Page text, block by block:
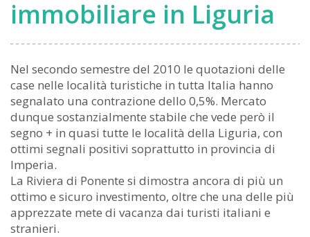
immobiliare in Liguria
Nel secondo semestre del 2010 le quotazioni delle
case nelle località turistiche in tutta Italia hanno
segnalato una contrazione dello 0,5%. Mercato
dunque sostanzialmente stabile che vede però il
segno + in quasi tutte le località della Liguria, con
ottimi segnali positivi soprattutto in provincia di
Imperia.
La Riviera di Ponente si dimostra ancora di più un
ottimo e sicuro investimento, oltre che una delle più
apprezzate mete di vacanza dai turisti italiani e
stranieri.